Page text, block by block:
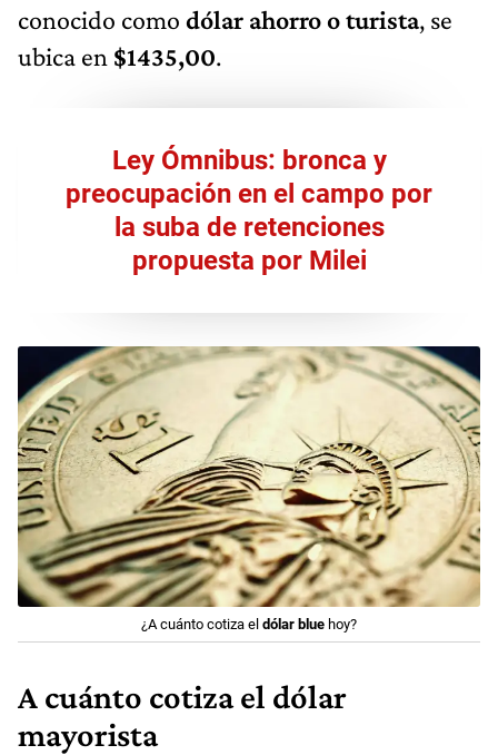
conocido como dólar ahorro o turista, se
ubica en $1435,00.
Ley Ómnibus: bronca y
preocupación en el campo por
la suba de retenciones
propuesta por Milei
¿A cuánto cotiza el dólar blue hoy?
A cuánto cotiza el dólar
mayorista